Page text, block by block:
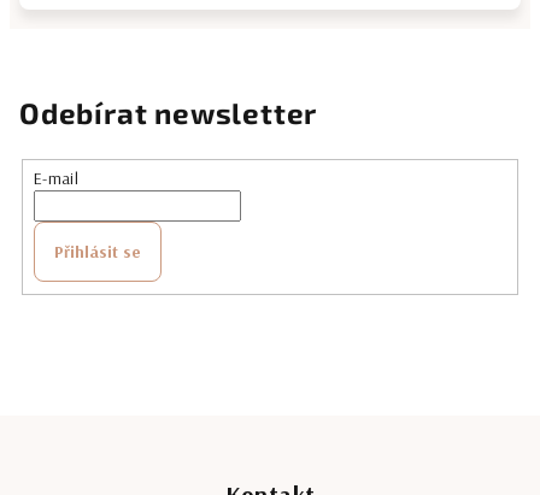
Odebírat newsletter
E-mail
Přihlásit se